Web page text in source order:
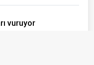
vuruyor